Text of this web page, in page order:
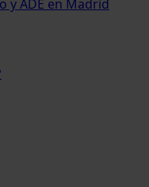
y ADE en Madrid